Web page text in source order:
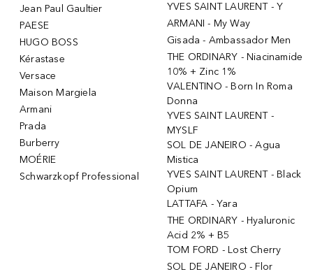
Jean Paul Gaultier
PAESE
HUGO BOSS
Kérastase
Versace
Maison Margiela
Armani
Prada
Burberry
MOÉRIE
Schwarzkopf Professional
YVES SAINT LAURENT - Y
ARMANI - My Way
Gisada - Ambassador Men
THE ORDINARY - Niacinamide
10% + Zinc 1%
VALENTINO - Born In Roma
Donna
YVES SAINT LAURENT -
MYSLF
SOL DE JANEIRO - Agua
Mistica
YVES SAINT LAURENT - Black
Opium
LATTAFA - Yara
THE ORDINARY - Hyaluronic
Acid 2% + B5
TOM FORD - Lost Cherry
SOL DE JANEIRO - Flor